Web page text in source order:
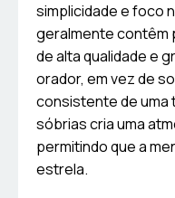
simplicidade e foco
geralmente contêm
de alta qualidade e
orador, em vez de
consistente de uma
sóbrias cria uma
permitindo que a
estrela.